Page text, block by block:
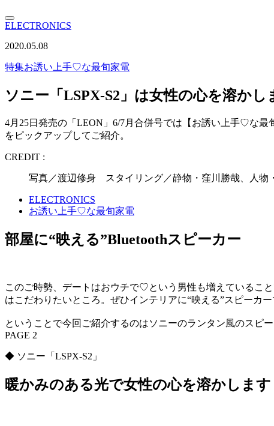
ELECTRONICS
2020.05.08
特集お誘い上手♡な最旬家電
ソニー「LSPX-S2」は女性の心を溶かし
4月25日発売の「LEON」6/7月合併号では【お誘い上手♡な最
をピックアップしてご紹介。
CREDIT :
写真／渡辺修身 スタイリング／静物・窪川勝哉、人
ELECTRONICS
お誘い上手♡な最旬家電
部屋に“映える”Bluetoothスピーカー
このご時勢、デートはおウチで♡という男性も増えているこ
はこだわりたいところ。ぜひインテリアに“映える”スピーカ
ということで今回ご紹介するのはソニーのランタン風のスピ
PAGE 2
◆ ソニー「LSPX-S2」
暖かみのある光で女性の心を溶かします